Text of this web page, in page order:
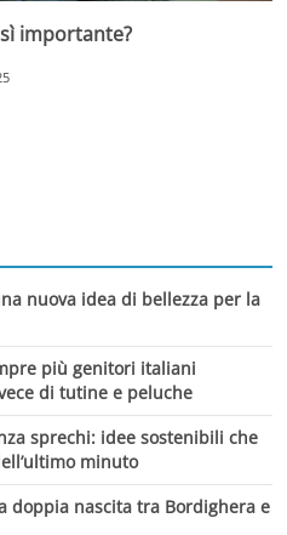
importante?
nuova idea di bellezza per la
più genitori italiani
di tutine e peluche
sprechi: idee sostenibili che
minuto
doppia nascita tra Bordighera e